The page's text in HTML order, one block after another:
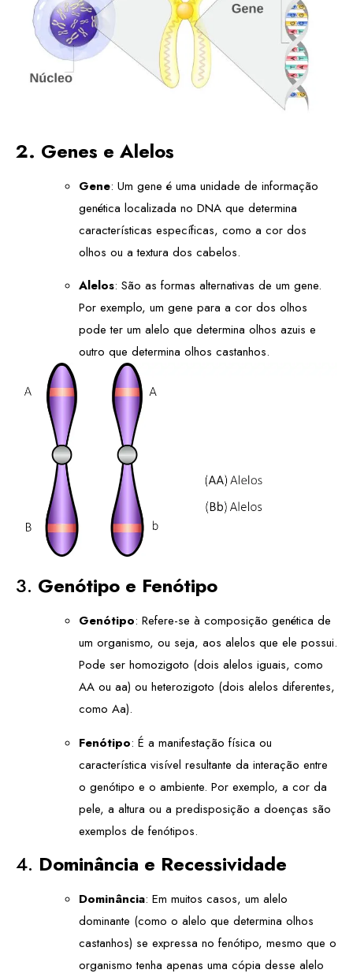
2. Genes e Alelos
Gene: Um gene é uma unidade de informação
genética localizada no DNA que determina
características específicas, como a cor dos
olhos ou a textura dos cabelos.
Alelos: São as formas alternativas de um gene.
Por exemplo, um gene para a cor dos olhos
pode ter um alelo que determina olhos azuis e
outro que determina olhos castanhos.
3. Genótipo e Fenótipo
Genótipo: Refere-se à composição genética de
um organismo, ou seja, aos alelos que ele possui.
Pode ser homozigoto (dois alelos iguais, como
AA ou aa) ou heterozigoto (dois alelos diferentes,
como Aa).
Fenótipo: É a manifestação física ou
característica visível resultante da interação entre
o genótipo e o ambiente. Por exemplo, a cor da
pele, a altura ou a predisposição a doenças são
exemplos de fenótipos.
4. Dominância e Recessividade
Dominância: Em muitos casos, um alelo
dominante (como o alelo que determina olhos
castanhos) se expressa no fenótipo, mesmo que o
organismo tenha apenas uma cópia desse alelo